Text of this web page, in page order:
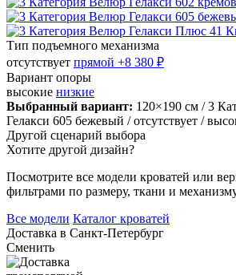
Тип подъемного механизма
отсутствует прямой +8 380 ₽
Вариант опоры
высокие низкие
Выбранный вариант: 120×190 см / 3
Гелакси 605 бежевый / отсутствует /
Другой сценарий выбора
Хотите другой дизайн?
Посмотрите все модели кроватей или
фильтрами по размеру, ткани и
Все модели Каталог кроватей
Доставка в Санкт-Петербург
Сменить